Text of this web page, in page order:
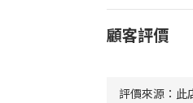
顧客評價